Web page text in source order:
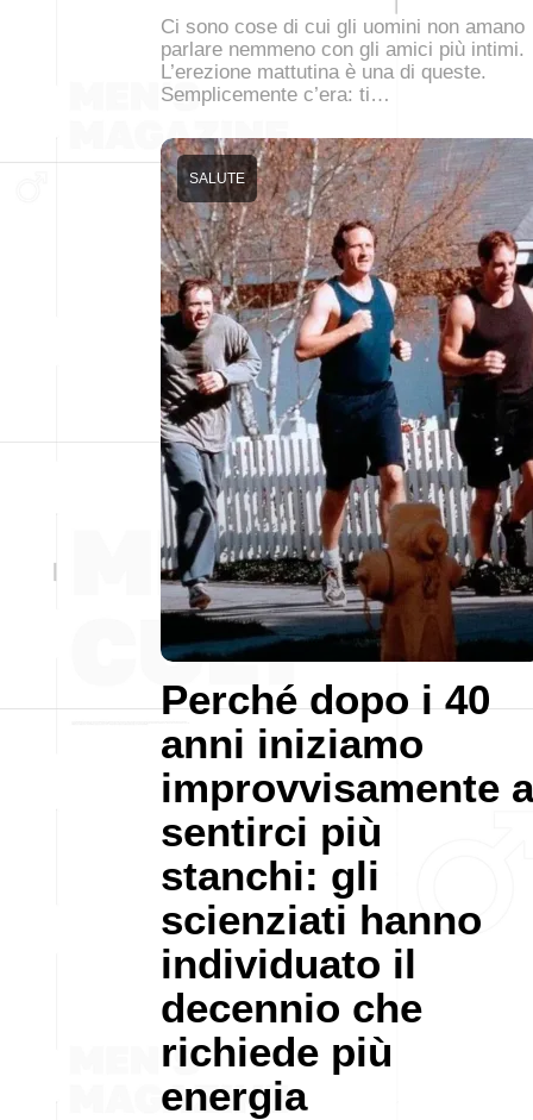
Ci sono cose di cui gli uomini non amano
parlare nemmeno con gli amici più intimi.
L’erezione mattutina è una di queste.
Semplicemente c’era: ti…
Perché dopo i 40
anni iniziamo
improvvisamente a
sentirci più
stanchi: gli
scienziati hanno
individuato il
decennio che
richiede più
energia
SALUTE